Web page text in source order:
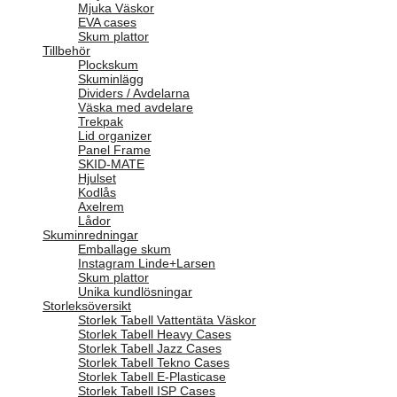
Mjuka Väskor
EVA cases
Skum plattor
Tillbehör
Plockskum
Skuminlägg
Dividers / Avdelarna
Väska med avdelare
Trekpak
Lid organizer
Panel Frame
SKID-MATE
Hjulset
Kodlås
Axelrem
Lådor
Skuminredningar
Emballage skum
Instagram Linde+Larsen
Skum plattor
Unika kundlösningar
Storleksöversikt
Storlek Tabell Vattentäta Väskor
Storlek Tabell Heavy Cases
Storlek Tabell Jazz Cases
Storlek Tabell Tekno Cases
Storlek Tabell E-Plasticase
Storlek Tabell ISP Cases